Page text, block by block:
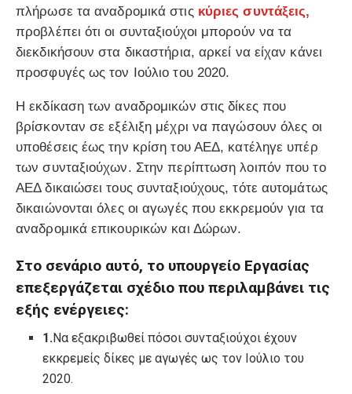
πλήρωσε τα αναδρομικά στις κύριες συντάξεις,
προβλέπει ότι οι συνταξιούχοι μπορούν να τα
διεκδικήσουν στα δικαστήρια, αρκεί να είχαν κάνει
προσφυγές ως τον Ιούλιο του 2020.
Η εκδίκαση των αναδρομικών στις δίκες που
βρίσκονταν σε εξέλιξη μέχρι να παγώσουν όλες οι
υποθέσεις έως την κρίση του ΑΕΔ, κατέληγε υπέρ
των συνταξιούχων. Στην περίπτωση λοιπόν που το
ΑΕΔ δικαιώσει τους συνταξιούχους, τότε αυτομάτως
δικαιώνονται όλες οι αγωγές που εκκρεμούν για τα
αναδρομικά επικουρικών και Δώρων.
Στο σενάριο αυτό, το υπουργείο Εργασίας
επεξεργάζεται σχέδιο που περιλαμβάνει τις
εξής ενέργειες:
1.Να εξακριβωθεί πόσοι συνταξιούχοι έχουν
εκκρεμείς δίκες με αγωγές ως τον Ιούλιο του
2020.